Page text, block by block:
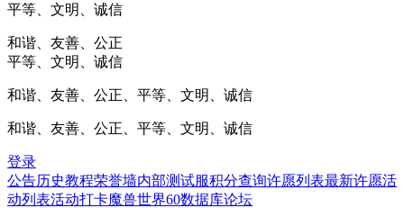
平等、文明、诚信
和谐、友善、公正
平等、文明、诚信
和谐、友善、公正、平等、文明、诚信
和谐、友善、公正、平等、文明、诚信
登录
公告历史教程荣誉墙内部测试服积分查询许愿列表最新许愿活
动列表活动打卡魔兽世界60数据库论坛